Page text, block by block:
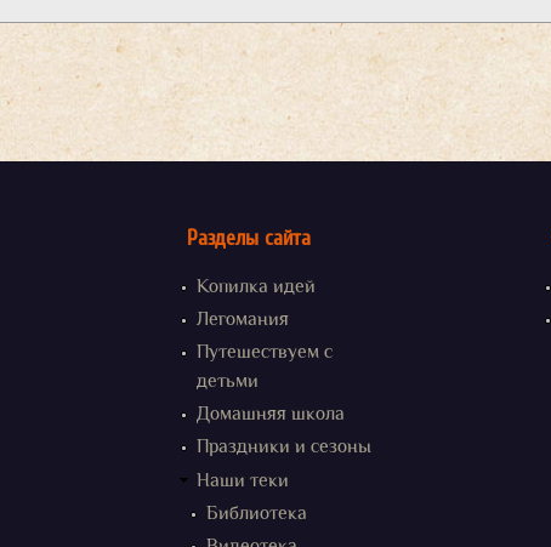
Разделы сайта
Копилка идей
Легомания
Путешествуем с
детьми
Домашняя школа
Праздники и сезоны
Наши теки
Библиотека